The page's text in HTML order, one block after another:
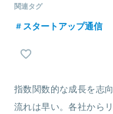
関連タグ
スタートアップ通信
指数関数的な成長を志
流れは早い。各社から